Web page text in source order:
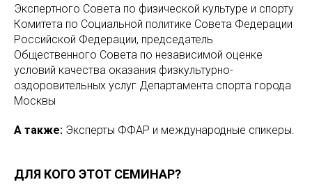
Экспертного Совета по физической культуре и спорту
Комитета по Социальной политике Совета Федерации
Российской Федерации, председатель
Общественного Совета по независимой оценке
условий качества оказания физкультурно-
оздоровительных услуг Департамента спорта города
Москвы
А также: Эксперты ФФАР и международные спикеры.
ДЛЯ КОГО ЭТОТ СЕМИНАР?